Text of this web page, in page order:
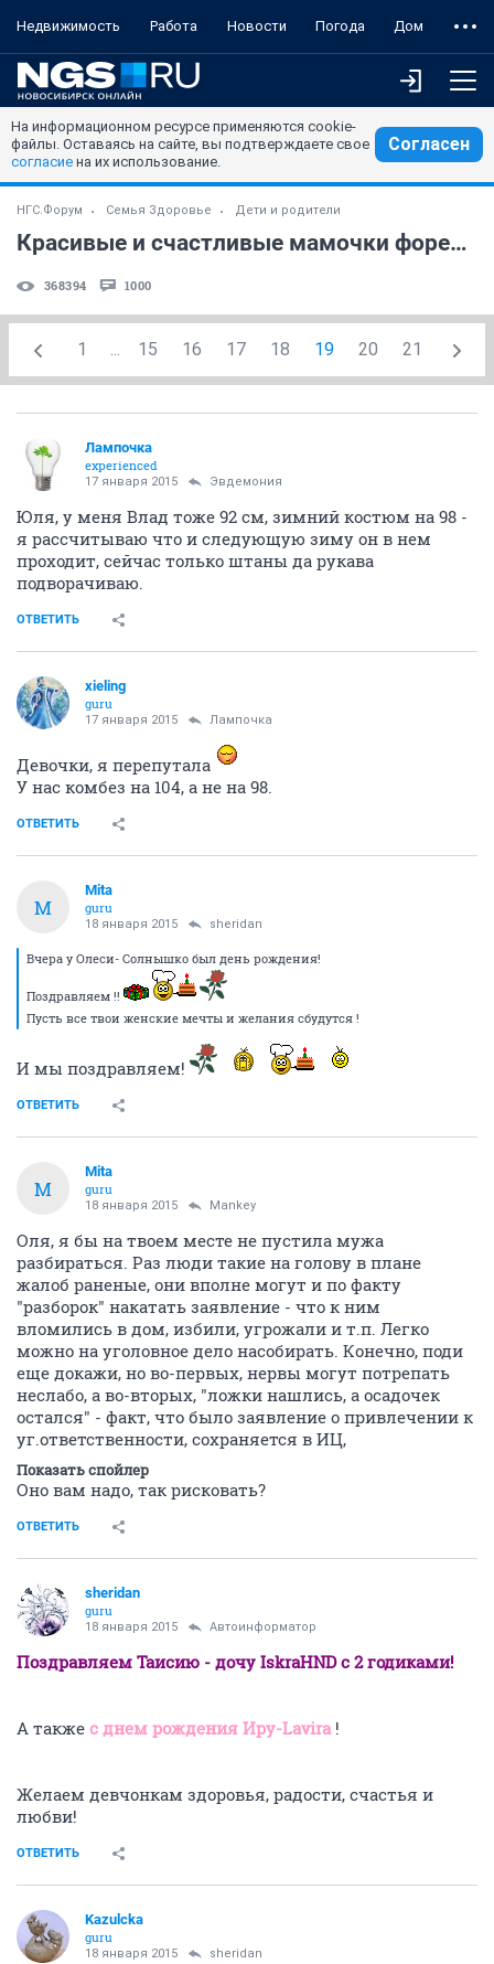
Недвижимость Работа Новости Погода Дом
На информационном ресурсе применяются cookie-
файлы. Оставаясь на сайте, вы подтверждаете свое
согласие на их использование.
Согласен
НГС.Форум Семья Здоровье Дети и родители
Красивые и счастливые мамочки форева! )) (часть 42)
368394 1000
1 ... 15 16 17 18 19 20 21
Лампочка
experienced
17 января 2015 Эвдемония
Юля, у меня Влад тоже 92 см, зимний костюм на 98 -
я рассчитываю что и следующую зиму он в нем
проходит, сейчас только штаны да рукава
подворачиваю.
ОТВЕТИТЬ
xieling
guru
17 января 2015 Лампочка
Девочки, я перепутала
У нас комбез на 104, а не на 98.
ОТВЕТИТЬ
M
Mita
guru
18 января 2015 sheridan
Вчера у Олеси- Солнышко был день рождения!
Поздравляем !!
Пусть все твои женские мечты и желания сбудутся !
И мы поздравляем!
ОТВЕТИТЬ
M
Mita
guru
18 января 2015 Mankey
Оля, я бы на твоем месте не пустила мужа
разбираться. Раз люди такие на голову в плане
жалоб раненые, они вполне могут и по факту
"разборок" накатать заявление - что к ним
вломились в дом, избили, угрожали и т.п. Легко
можно на уголовное дело насобирать. Конечно, поди
еще докажи, но во-первых, нервы могут потрепать
неслабо, а во-вторых, "ложки нашлись, а осадочек
остался" - факт, что было заявление о привлечении к
уг.ответственности, сохраняется в ИЦ,
Показать спойлер
Оно вам надо, так рисковать?
ОТВЕТИТЬ
sheridan
guru
18 января 2015 Автоинформатор
Поздравляем Таисию - дочу IskraHND с 2 годиками!
А также с днем рождения Иру-Lavira !
Желаем девчонкам здоровья, радости, счастья и
любви!
ОТВЕТИТЬ
Kazulcka
guru
18 января 2015 sheridan